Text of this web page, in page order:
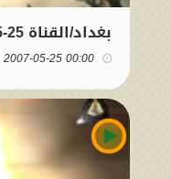
بغداد/القناة 25-5-2007
00:00 2007-05-25